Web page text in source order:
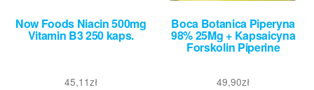
Now Foods Niacin 500mg
Vitamin B3 250 kaps.
45,11zł
Boca Botanica Piperyna
98% 25Mg + Kapsaicyna
Forskolin Piperine
49,90zł